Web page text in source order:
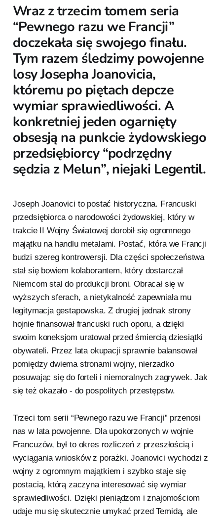
Wraz z trzecim tomem seria
“Pewnego razu we Francji”
doczekała się swojego finału.
Tym razem śledzimy powojenne
losy Josepha Joanovicia,
któremu po piętach depcze
wymiar sprawiedliwości. A
konkretniej jeden ogarnięty
obsesją na punkcie żydowskiego
przedsiębiorcy “podrzędny
sędzia z Melun”, niejaki Legentil.
Joseph Joanovici to postać historyczna. Francuski
przedsiębiorca o narodowości żydowskiej, który w
trakcie II Wojny Światowej dorobił się ogromnego
majątku na handlu metalami. Postać, która we Francji
budzi szereg kontrowersji. Dla części społeczeństwa
stał się bowiem kolaborantem, który dostarczał
Niemcom stal do produkcji broni. Obracał się w
wyższych sferach, a nietykalność zapewniała mu
legitymacja gestapowska. Z drugiej jednak strony
hojnie finansował francuski ruch oporu, a dzięki
swoim koneksjom uratował przed śmiercią dziesiątki
obywateli. Przez lata okupacji sprawnie balansował
pomiędzy dwiema stronami wojny, nierzadko
posuwając się do forteli i niemoralnych zagrywek. Jak
się też okazało - do pospolitych przestępstw.
Trzeci tom serii “Pewnego razu we Francji” przenosi
nas w lata powojenne. Dla upokorzonych w wojnie
Francuzów, był to okres rozliczeń z przeszłością i
wyciągania wniosków z porażki. Joanovici wychodzi z
wojny z ogromnym majątkiem i szybko staje się
postacią, którą zaczyna interesować się wymiar
sprawiedliwości. Dzięki pieniądzom i znajomościom
udaje mu się skutecznie umykać przed Temidą, ale